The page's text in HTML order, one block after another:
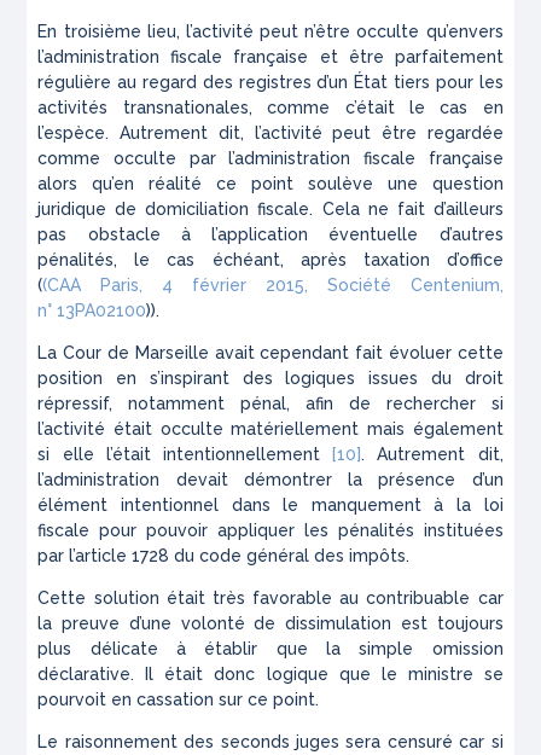
En troisième lieu, l’activité peut n’être occulte qu’envers
l’administration fiscale française et être parfaitement
régulière au regard des registres d’un État tiers pour les
activités transnationales, comme c’était le cas en
l’espèce. Autrement dit, l’activité peut être regardée
comme occulte par l’administration fiscale française
alors qu’en réalité ce point soulève une question
juridique de domiciliation fiscale. Cela ne fait d’ailleurs
pas obstacle à l’application éventuelle d’autres
pénalités, le cas échéant, après taxation d’office
((CAA Paris, 4 février 2015, Société Centenium
n° 13PA02100)).
La Cour de Marseille avait cependant fait évoluer cette
position en s’inspirant des logiques issues du droit
répressif, notamment pénal, afin de rechercher si
l’activité était occulte matériellement mais également
si elle l’était intentionnellement[10]. Autrement dit,
l’administration devait démontrer la présence d’un
élément intentionnel dans le manquement à la loi
fiscale pour pouvoir appliquer les pénalités instituées
par l’article 1728 du code général des impôts.
Cette solution était très favorable au contribuable car
la preuve d’une volonté de dissimulation est toujours
plus délicate à établir que la simple omission
déclarative. Il était donc logique que le ministre se
pourvoit en cassation sur ce point.
Le raisonnement des seconds juges sera censuré car si